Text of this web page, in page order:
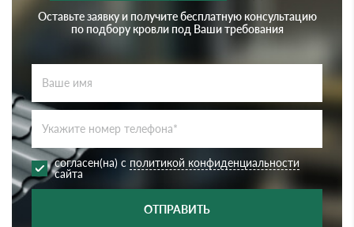
Оставьте заявку и получите бесплатную консультацию
по подбору кровли под Ваши требования
согласен(на) с политикой конфиденциальности
сайта
ОТПРАВИТЬ